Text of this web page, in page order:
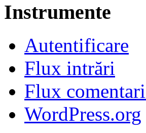
Instrumente
Autentificare
Flux intrări
Flux
WordPress.org